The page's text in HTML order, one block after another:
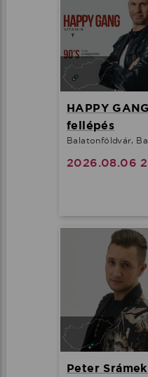
HAPPY
fellépés
Balatonföldvár,
2026.08.06
Peter